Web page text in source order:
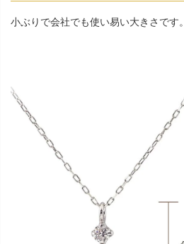
小ぶりで会社でも使い易い大きさです。